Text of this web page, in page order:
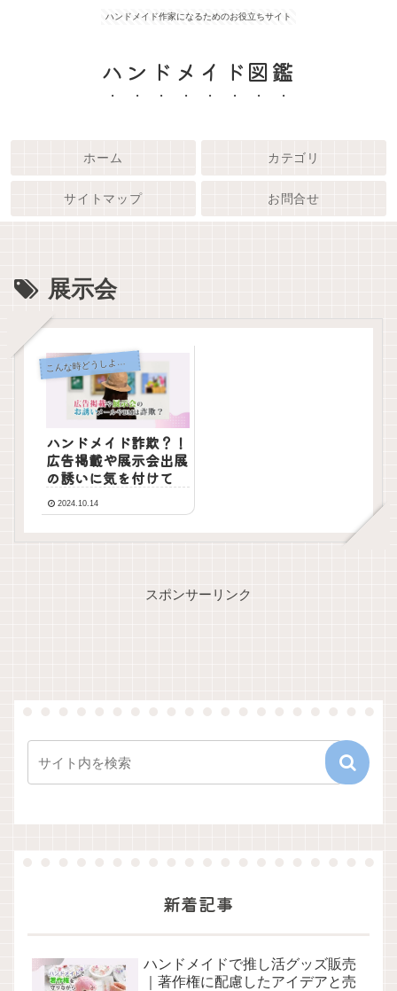
ハンドメイド作家になるためのお役立ちサイト
ハンドメイド図鑑
ホーム カテゴリ
サイトマップ お問合せ
展示会
こ
んな時どうしよう？
ハンドメイド詐欺？！
広告掲載や展示会出展
の誘いに気を付けて
2024.10.14
スポンサーリンク
新着記事
ハンドメイドで推し活グッズ販売
｜著作権に配慮したアイデアと売